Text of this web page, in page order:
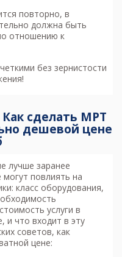
повторно, в
должна быть
отношению к
без зернистости
сделать МРТ
дешевой цене
лучше заранее
повлиять на
класс оборудования,
услуги в
и что входит в эту
советов, как
цене: